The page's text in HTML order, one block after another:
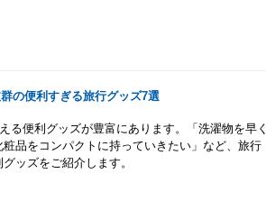
の便利すぎる旅行グッズ7選
る便利グッズが豊富にあります。「洗濯物を早く
品をコンパクトに持っていきたい」など、旅行
ッズをご紹介します。